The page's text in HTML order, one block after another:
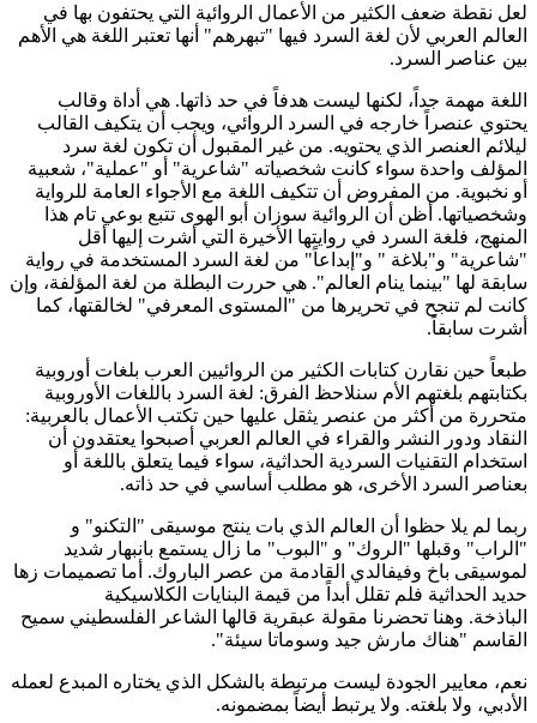
لعل نقطة ضعف الكثير من الأعمال الروائية التي يحتفون بها في
العالم العربي لأن لغة السرد فيها "تبهرهم" أنها تعتبر اللغة هي الأهم
بين عناصر السرد.
اللغة مهمة جداً، لكنها ليست هدفاً في حد ذاتها. هي أداة وقالب
يحتوي عنصراً خارجه في السرد الروائي، ويجب أن يتكيف القالب
ليلائم العنصر الذي يحتويه. من غير المقبول أن تكون لغة سرد
المؤلف واحدة سواء كانت شخصياته "شاعرية" أو "عملية"، شعبية
أو نخبوية. من المفروض أن تتكيف اللغة مع الأجواء العامة للرواية
وشخصياتها. أظن أن الروائية سوزان أبو الهوى تتبع بوعي تام هذا
المنهج، فلغة السرد في روايتها الأخيرة التي أشرت إليها أقل
"شاعرية" و"بلاغة " و"إبداعاً" من لغة السرد المستخدمة في رواية
سابقة لها "بينما ينام العالم". هي حررت البطلة من لغة المؤلفة، وإن
كانت لم تنجح في تحريرها من "المستوى المعرفي" لخالقتها، كما
أشرت سابقاً.
طبعاً حين نقارن كتابات الكثير من الروائيين العرب بلغات أوروبية
بكتابتهم بلغتهم الأم سنلاحظ الفرق: لغة السرد باللغات الأوروبية
متحررة من أكثر من عنصر يثقل عليها حين تكتب الأعمال بالعربية:
النقاد ودور النشر والقراء في العالم العربي أصبحوا يعتقدون أن
استخدام التقنيات السردية الحداثية، سواء فيما يتعلق باللغة أو
بعناصر السرد الأخرى، هو مطلب أساسي في حد ذاته.
ربما لم يلا حظوا أن العالم الذي بات ينتج موسيقى "التكنو" و
"الراب" وقبلها "الروك" و "البوب" ما زال يستمع بانبهار شديد
لموسيقى باخ وفيفالدي القادمة من عصر الباروك. أما تصميمات زها
حديد الحداثية فلم تقلل أبداً من قيمة البنايات الكلاسيكية
الباذخة. وهنا تحضرنا مقولة عبقرية قالها الشاعر الفلسطيني سميح
القاسم "هناك مارش جيد وسوماتا سيئة".
نعم، معايير الجودة ليست مرتبطة بالشكل الذي يختاره المبدع لعمله
الأدبي، ولا بلغته. ولا يرتبط أيضاً بمضمونه.